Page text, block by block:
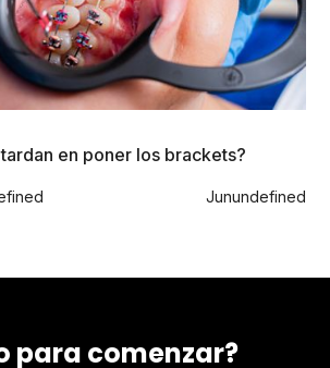
en poner los brackets?
Junundefined
para comenzar?